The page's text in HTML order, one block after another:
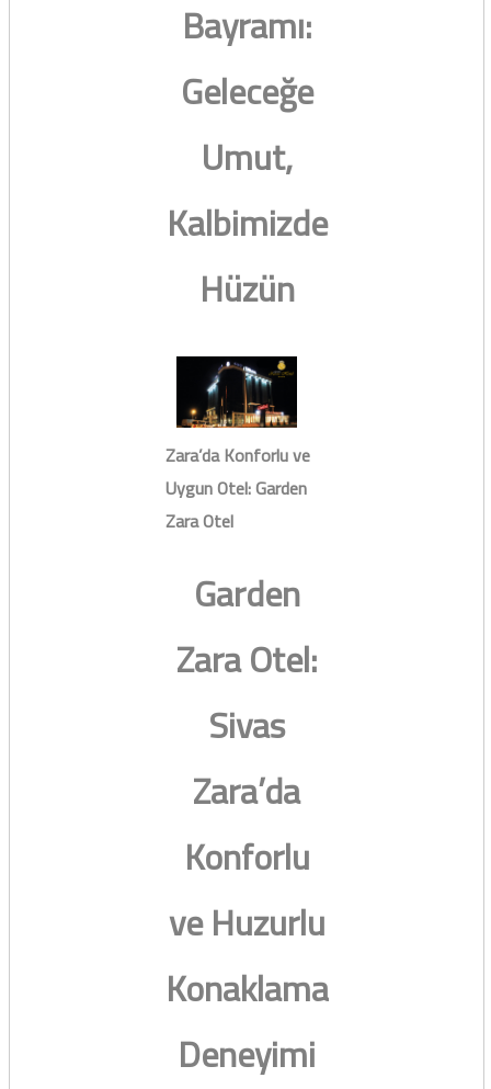
Bayramı:
Geleceğe
Umut,
Kalbimizde
Hüzün
Zara’da Konforlu ve
Uygun Otel: Garden
Zara Otel
Garden
Zara Otel:
Sivas
Zara’da
Konforlu
ve Huzurlu
Konaklama
Deneyimi